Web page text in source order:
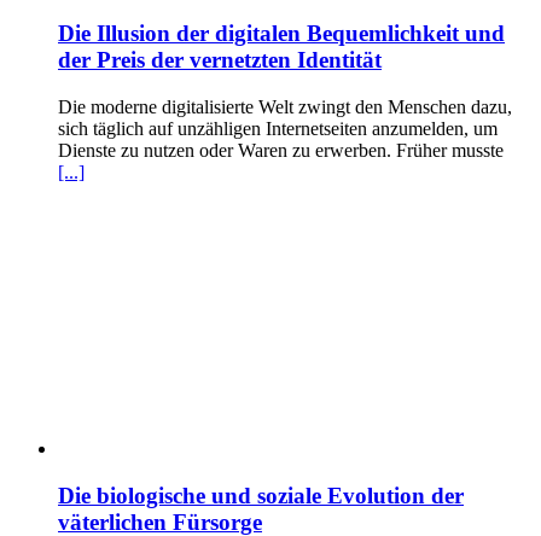
Die Illusion der digitalen Bequemlichkeit und
der Preis der vernetzten Identität
Die moderne digitalisierte Welt zwingt den Menschen dazu,
sich täglich auf unzähligen Internetseiten anzumelden, um
Dienste zu nutzen oder Waren zu erwerben. Früher musste
[...]
Die biologische und soziale Evolution der
väterlichen Fürsorge